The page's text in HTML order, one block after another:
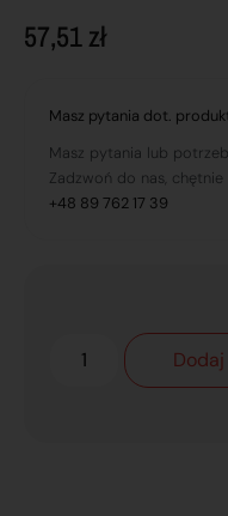
57,51zł
Masz pytania dot.
Masz pytania lub
Zadzwoń do nas,
+48 89 762 17 39